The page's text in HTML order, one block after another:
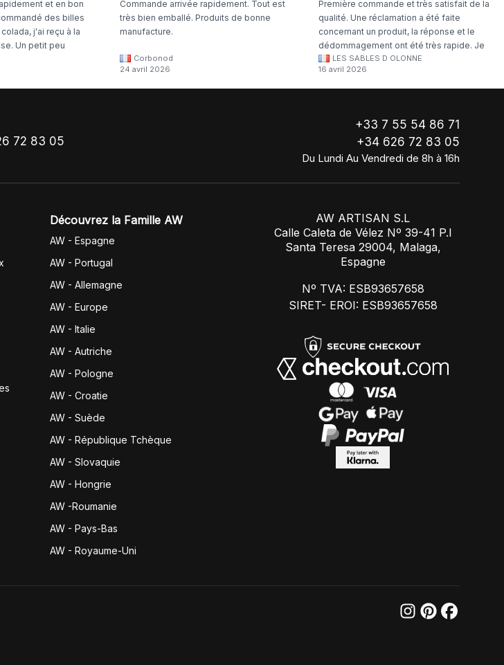
et en bon
des billes
j'ai reçu à la
Un petit peu
Commande arrivée rapidement. Tout est
très bien emballé. Produits de bonne
manufacture.
Corbonod
24 avril 2026
Première commande et très satisfait de la
qualité. Une réclamation a été faite
concernant un produit, la réponse et le
dédommagement ont été très rapide. Je
continuerai à commander chez WA Artisan
!
LES SABLES D OLONNE
16 avril 2026
72 83 05
+33 7 55 54 86 71
+34 626 72 83 05
Du Lundi Au Vendredi de 8h à 16h
Découvrez la Famille AW
AW - Espagne
AW - Portugal
AW - Allemagne
AW - Europe
AW - Italie
AW - Autriche
AW - Pologne
AW - Croatie
AW - Suède
AW - République Tchèque
AW - Slovaquie
AW - Hongrie
AW -Roumanie
AW - Pays-Bas
AW - Royaume-Uni
AW ARTISAN S.L
Calle Caleta de Vélez Nº 39-41 P.I
Santa Teresa 29004, Malaga,
Espagne
Nº TVA: ESB93657658
SIRET- EROI: ESB93657658